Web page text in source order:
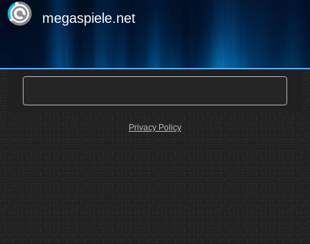
megaspiele.net
Privacy Policy